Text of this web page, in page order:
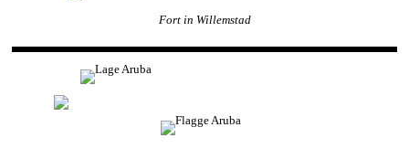
Fort in Willemstad